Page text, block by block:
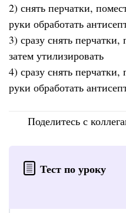
2) снять перчатки,
руки обработать
3) сразу снять перчатки,
затем утилизировать
4) сразу снять перчатки,
руки обработать
Поделитесь с
Тест по уроку